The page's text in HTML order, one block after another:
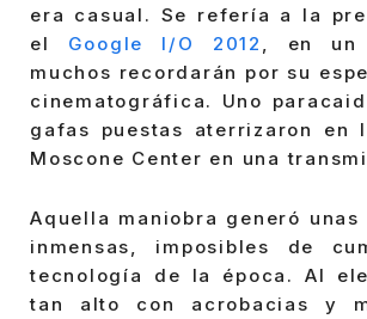
era casual. Se refería a la
el Google I/O 2012 , en un
muchos recordarán por su
cinematográfica. Uno
gafas puestas aterrizaron en
Moscone Center en una
Aquella maniobra generó
inmensas, imposibles de
tecnología de la época. Al
tan alto con acrobacias y